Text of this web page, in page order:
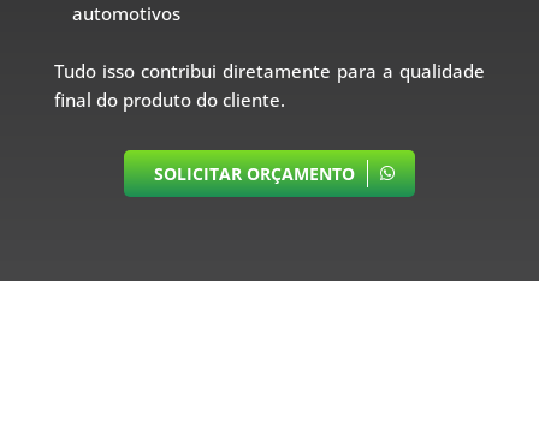
automotivos
Tudo isso contribui diretamente para a qualidade
final do produto do cliente.
SOLICITAR ORÇAMENTO